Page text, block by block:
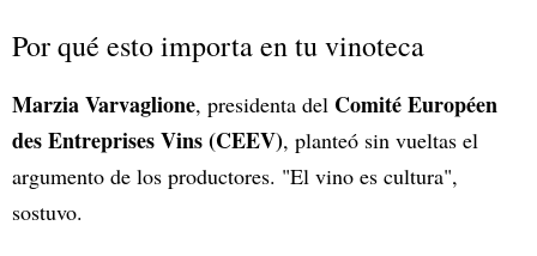
Por qué esto importa en tu vinoteca
Marzia Varvaglione, presidenta del Comité Européen
des Entreprises Vins (CEEV), planteó sin vueltas el
argumento de los productores. "El vino es cultura",
sostuvo.